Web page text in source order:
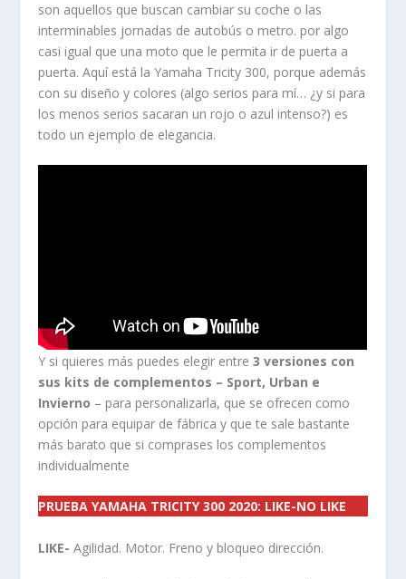
son aquellos que buscan cambiar su coche o las
interminables jornadas de autobús o metro. por algo
casi igual que una moto que le permita ir de puerta a
puerta. Aquí está la Yamaha Tricity 300, porque además
con su diseño y colores (algo serios para mí… ¿y si para
los menos serios sacaran un rojo o azul intenso?) es
todo un ejemplo de elegancia.
Y si quieres más puedes elegir entre3 versiones con
sus kits de complementos – Sport, Urban e
Invierno – para personalizarla, que se ofrecen como
opción para equipar de fábrica y que te sale bastante
más barato que si comprases los complementos
individualmente
PRUEBA YAMAHA TRICITY 300 2020: LIKE-NO LIKE
LIKE-Agilidad. Motor. Freno y bloqueo dirección.